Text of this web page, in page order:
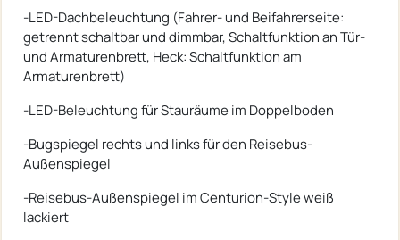
-LED-Dachbeleuchtung (Fahrer- und Beifahrerseite:
getrennt schaltbar und dimmbar, Schaltfunktion an Tür-
und Armaturenbrett, Heck: Schaltfunktion am
Armaturenbrett)
-LED-Beleuchtung für Stauräume im Doppelboden
-Bugspiegel rechts und links für den Reisebus-
Außenspiegel
-Reisebus-Außenspiegel im Centurion-Style weiß
lackiert